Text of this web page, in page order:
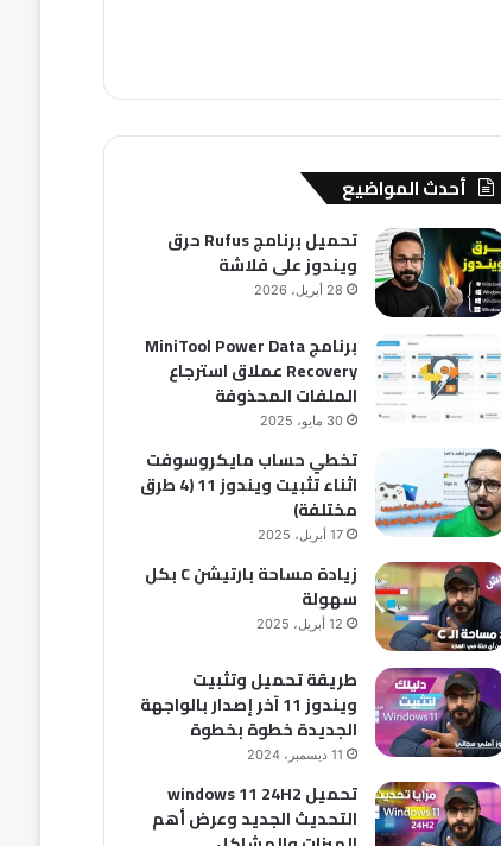
أحدث المواضيع
تحميل برنامج Rufus حرق
ويندوز على فلاشة
28 أبريل، 2026
برنامج MiniTool Power Data
Recovery عملاق استرجاع
الملفات المحذوفة
30 مايو، 2025
تخطي حساب مايكروسوفت
اثناء تثبيت ويندوز 11 (4 طرق
مختلفة)
17 أبريل، 2025
زيادة مساحة بارتيشن C بكل
سهولة
12 أبريل، 2025
طريقة تحميل وتثبيت
ويندوز 11 آخر إصدار بالواجهة
الجديدة خطوة بخطوة
11 ديسمبر، 2024
تحميل windows 11 24H2
التحديث الجديد وعرض أهم